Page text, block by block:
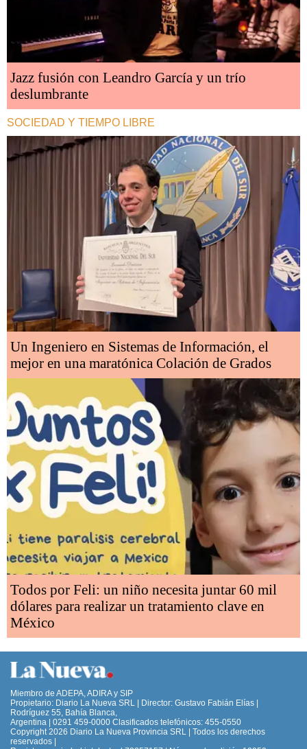
Jazz fusión con Leandro García y un trío
deslumbrante
SOCIEDAD Y TIEMPO LIBRE
Un Ingeniero en Sistemas de Información, el
mejor en una maratónica Colación de Grados
Todos por Feli: un niño necesita juntar 60 mil
dólares para realizar un tratamiento clave en
México
Miembro de ADEPA, ADIRA y SIP
Propietario: Diario La Nueva SRL | Director: Gustavo Fabián Elías |
Rodríguez 55, Bahía Blanca,
Argentina | 0291 459-0000 Clasificados telefónicos: 455-0550
Copyright 2026 Diario La Nueva Provincia SRL | Todos los derechos
reservados |